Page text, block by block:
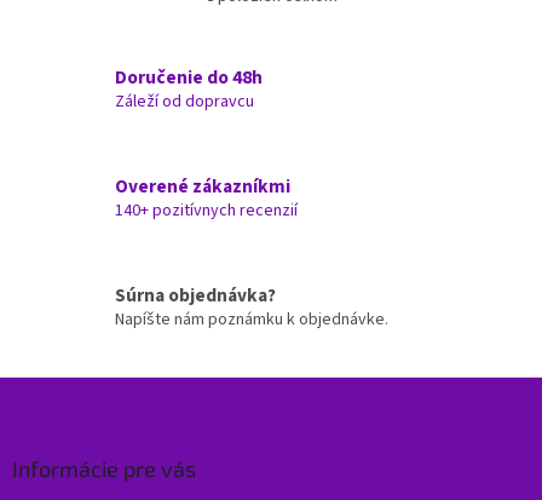
O
e
p
y
v
p
Doručenie do 48h
Záleží od dopravcu
Overené zákazníkmi
140+ pozitívnych recenzií
Súrna objednávka?
Napíšte nám poznámku k objednávke.
Informácie pre vás